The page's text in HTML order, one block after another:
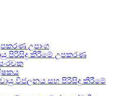
උපාංග
පිරිසිදු කිරීමේ උපකරණ
විජලනය සහ පිරිසිදු කිරීමේ